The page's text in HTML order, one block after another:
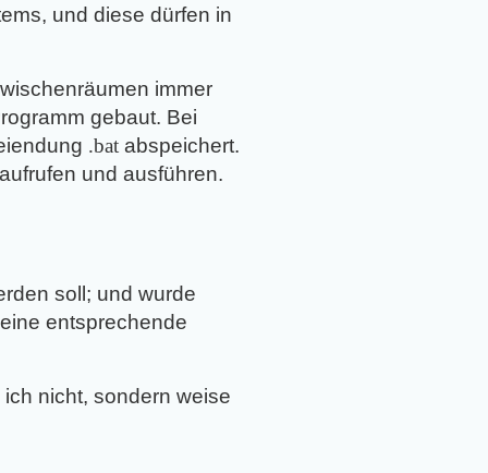
und diese dürfen in
immer
gebaut. Bei
.bat abspeichert.
und ausführen.
soll; und wurde
entsprechende
nicht, sondern weise